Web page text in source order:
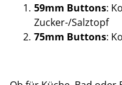
59mm Buttons:
Zucker-/Salztopf
75mm Buttons: